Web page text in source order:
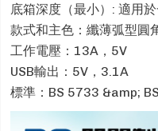
底箱深度（最小）: 適用
款式和主色：纖薄弧型圓
工作電壓：13A，5V
USB輸出：5V，3.1A
標準：BS 5733 &amp;